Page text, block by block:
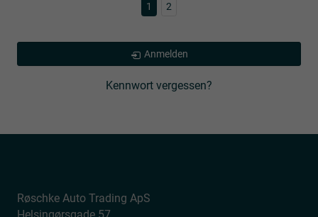
1 2
Anmelden
Kennwort vergessen?
Røschke Auto Trading ApS